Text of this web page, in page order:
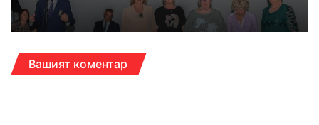
Вашият коментар